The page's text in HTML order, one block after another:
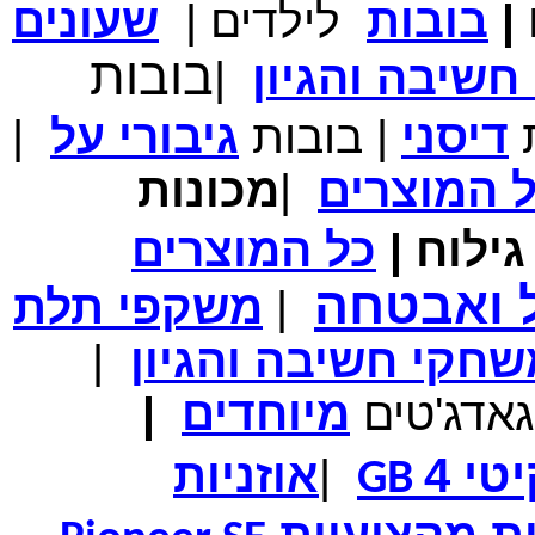
₪700.00 מחיר שוק
₪339.00
משלוח חינם
במבצע תיק לנשיאת מחשב נייד 10.1 אינץ' בצבע ורוד בעל
עיטור פרחוני
₪150.00 מחיר שוק
₪99.00 המחיר שלך
נרתיק עור יוקרתי עבור אייפוד וידאו 60GB\80GB \שחור
| בובות לילדים |
שעונים
והגיון
|בובות
דיסני | בובות גיבורי על
|
המוצרים |מכונות
| כל המוצרים
ואבטחה | משקפי תלת
חשיבה והגיון
|
גאדג'טים מיוחדים |
4
GB
|אוזניות